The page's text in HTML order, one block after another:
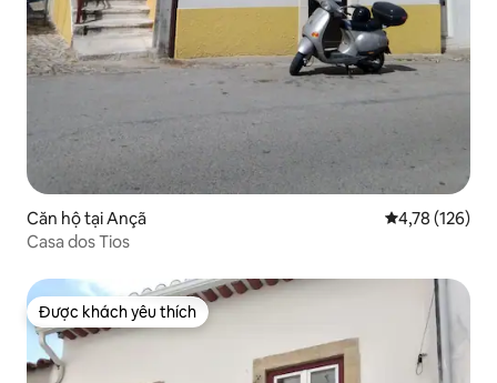
Căn hộ tại Ançã Xếp hạng
4,78 (126)
Casa dos Tios
Được khách yêu thích
Được khách yêu thích